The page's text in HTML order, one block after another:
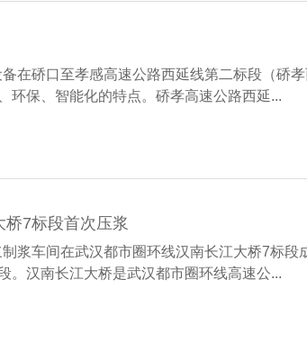
在硚口至孝感高速公路西延线第二标段（硚
环保、智能化的特点。硚孝高速公路西延...
7标段首次压浆
浆车间在武汉都市圈环线汉南长江大桥7标段
。汉南长江大桥是武汉都市圈环线高速公...